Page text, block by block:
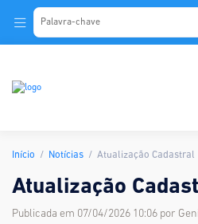
Início Notícias Atualização Cadastral
Atualização
Publicada em 07/04/2026 10:06 por